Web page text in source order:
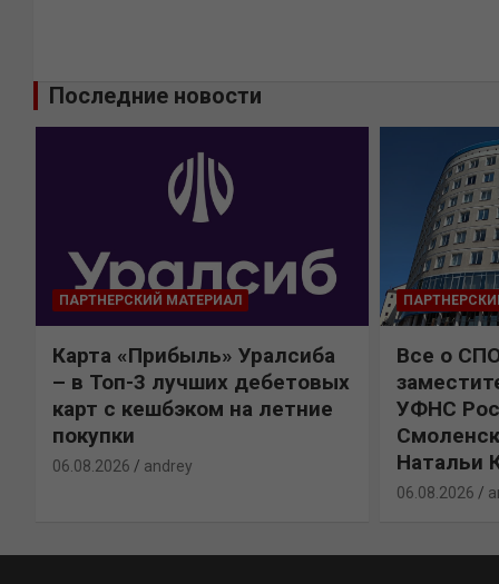
Последние новости
ПАРТНЕРСКИЙ МАТЕРИАЛ
Карта «Прибыль» Уралсиба
– в Топ-3 лучших дебетовых
карт с кешбэком на летние
покупки
06.08.2026 andrey
Все о
УФНС
Натальи
06.08.2026